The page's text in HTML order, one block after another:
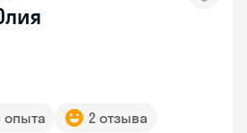
опыта 2 отзыва